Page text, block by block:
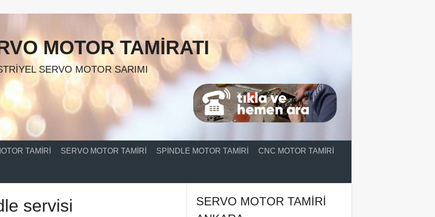
MOTOR TAMIRATI
SERVO MOTOR SARIMI
TAMIRI SERVO MOTOR TAMIRI SPINDLE MOTOR TAMIRI CNC MOTOR TAMIRI
servisi
SERVO MOTOR TAMIRI